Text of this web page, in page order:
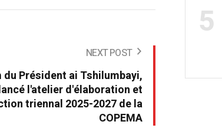
NEXT POST
du Président ai Tshilumbayi,
l'atelier d'élaboration et
triennal 2025-2027 de la
COPEMA
5